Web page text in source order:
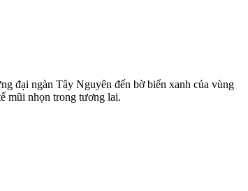
đại ngàn Tây Nguyên đến bờ biển xanh của vùng
mũi nhọn trong tương lai.